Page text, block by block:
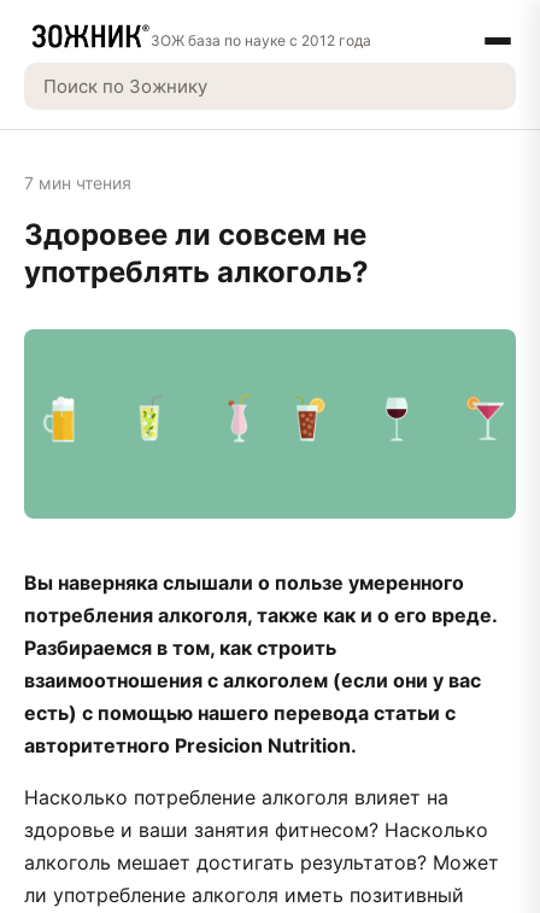
ЗОЖ база по науке с 2012 года
7 мин чтения
Здоровее ли совсем не
употреблять алкоголь?
Вы наверняка слышали о пользе умеренного
потребления алкоголя, также как и о его вреде.
Разбираемся в том, как строить
взаимоотношения с алкоголем (если они у вас
есть) с помощью нашего перевода статьи с
авторитетного Presicion Nutrition.
Насколько потребление алкоголя влияет на
здоровье и ваши занятия фитнесом? Насколько
алкоголь мешает достигать результатов? Может
ли употребление алкоголя иметь позитивный